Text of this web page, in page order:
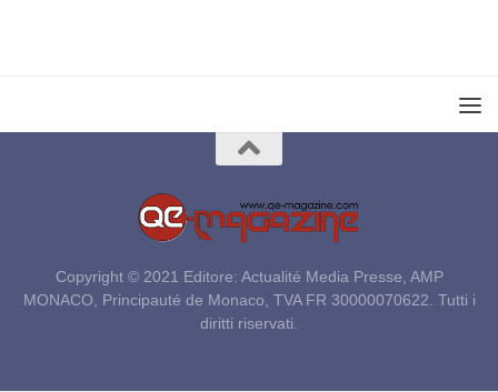
Copyright © 2021 Editore: Actualité Media Presse, AMP
MONACO, Principauté de Monaco, TVA FR 30000070622. Tutti i
diritti riservati.